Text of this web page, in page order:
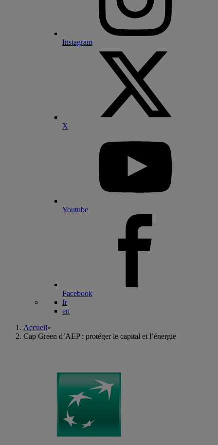
Instagram
X
Youtube
Facebook
fr
en
Accueil»
Cap Green d’AEP : protéger le capital et l’énergie